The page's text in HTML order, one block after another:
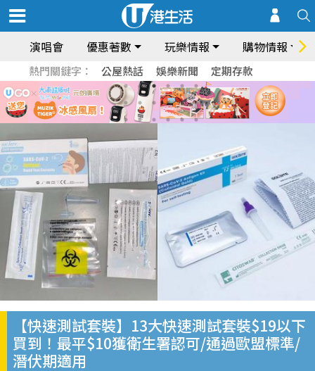
演唱會 優惠著數 玩樂情報 購物情報
熱門關鍵字： 公屋熱話 娛樂新聞 定期存款
【快速測試套裝】13大快速測試套裝$19以下
買到！最平$10獲衛生署認可/通過歐盟標準/
潛伏期適用